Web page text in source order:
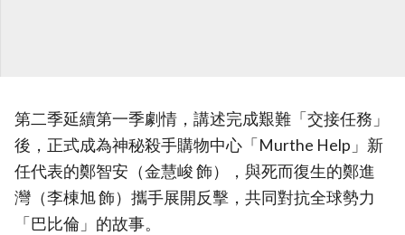
第二季延續第一季劇情，講述完成艱難「交接任務」
後，正式成為神秘殺手購物中心「Murthe Help」新
任代表的鄭智安（金慧峻 飾），與死而復生的鄭進
灣（李棟旭 飾）攜手展開反擊，共同對抗全球勢力
「巴比倫」的故事。